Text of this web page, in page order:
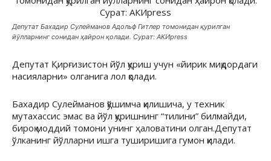
Депутат Бахадир Сулейманов Адольф Гитлер томонидан қурилган
йўлларнинг сонидан ҳайрон қолади. Сурат: АКИpress
Депутат Қирғизистон йўл қуриш учун «йирик миқдордаги
насияларни» олганига лол қолади.
Бахадир Сулейманов қўшимча қилишича, у техник
мутахассис эмас ва йўл қуришнинг “тилини” билмайди,
бироқ моддий томони унинг ҳаловатини олган.Депутат
ўлканинг йўлларни ишга туширишига гумон қилади.